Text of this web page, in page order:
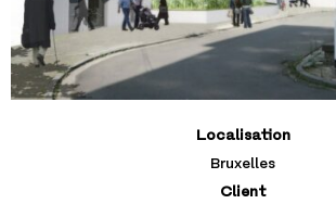
Localisation
Bruxelles
Client